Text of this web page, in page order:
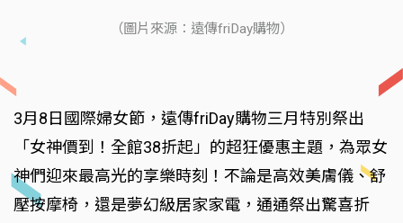
（圖片來源：遠傳friDay購物）
3月8日國際婦女節，遠傳friDay購物三月特別祭出
「女神價到！全館38折起」的超狂優惠主題，為眾女
神們迎來最高光的享樂時刻！不論是高效美膚儀、舒
壓按摩椅，還是夢幻級居家家電，通通祭出驚喜折